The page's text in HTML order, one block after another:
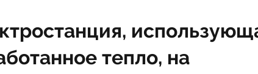
тепло, на